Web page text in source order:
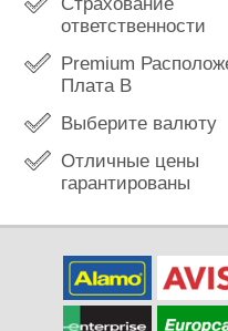
ответственности
Premium
Плата В
Выберите валюту
Отличные цены
гарантированы